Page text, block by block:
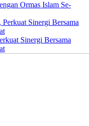
Ormas Islam Se-
Sinergi Bersama